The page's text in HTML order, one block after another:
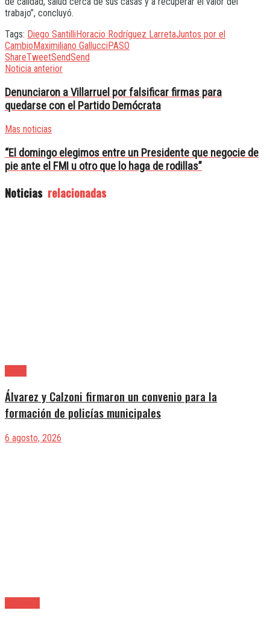
trabajo”, concluyó.
Tags: Diego SantilliHoracio Rodríguez LarretaJuntos por el
CambioMaximiliano GallucciPASO
ShareTweetSendSend
Noticia anterior
Denunciaron a Villarruel por falsificar firmas para
quedarse con el Partido Demócrata
Mas noticias
“El domingo elegimos entre un Presidente que negocie de
pie ante el FMI u otro que lo haga de rodillas”
Noticias relacionadas
Álvarez y Calzoni firmaron un convenio para la
formación de policías municipales
6 agosto, 2026